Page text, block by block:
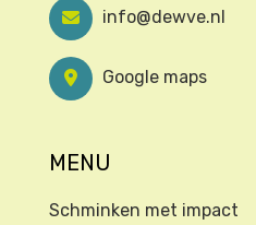
info@dewve.nl
Google maps
MENU
Schminken met impact